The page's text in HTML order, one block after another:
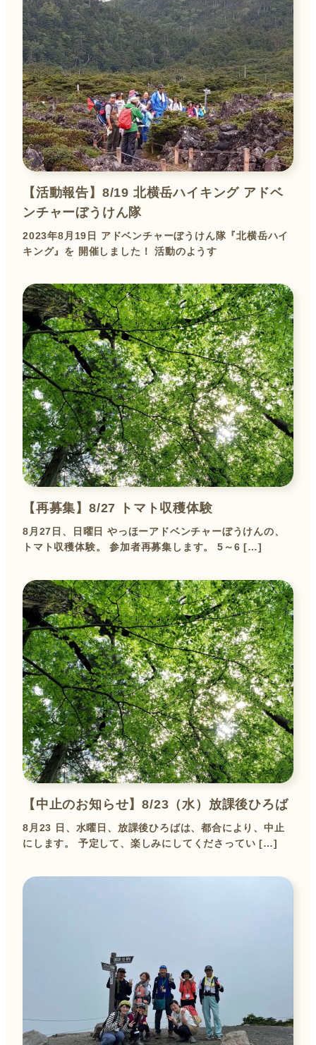
【活動報告】8/19 北横岳ハイキング アドベ
ンチャーぼうけん隊
2023年8月19日 アドベンチャーぼうけん隊『北横岳ハイ
キング』を 開催しました！ 活動のようす
【再募集】8/27 トマト収穫体験
8月27日、日曜日 やっほーアドベンチャーぼうけんの、
トマト収穫体験。 参加者再募集します。 5～6 […]
【中止のお知らせ】8/23（水）放課後ひろば
8月23 日、水曜日、放課後ひろばは、都合により、中止
にします。 予定して、楽しみにしてくださってい […]